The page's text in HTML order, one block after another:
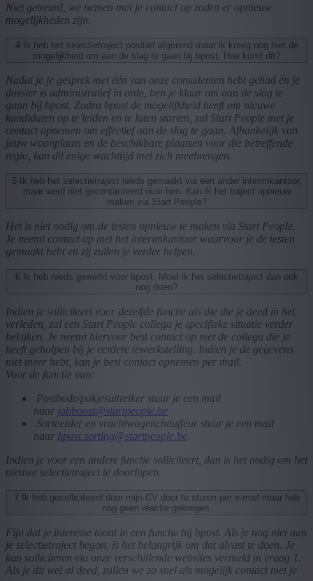
Niet getreurd, we nemen met je contact op zodra er opnieuw
mogelijkheden zijn.
4Ik heb het selectietraject positief afgerond maar ik kreeg nog niet de
mogelijkheid om aan de slag te gaan bij bpost. Hoe komt dit?
Nadat je je gesprek met één van onze consulenten hebt gehad én je
dossier is administratief in orde, ben je klaar om aan de slag te
gaan bij bpost. Zodra bpost de mogelijkheid heeft om nieuwe
kandidaten op te leiden en te laten starten, zal Start People met je
contact opnemen om effectief aan de slag te gaan. Afhankelijk van
jouw woonplaats en de beschikbare plaatsen voor die betreffende
regio, kan dit enige wachttijd met zich meebrengen.
5
maar werd niet gecontacteerd door hen. Kan ik het traject opnieuw
maken via Start People?
Het is niet nodig om de testen opnieuw te maken via Start People.
Je neemt contact op met het interimkantoor waarvoor je de testen
gemaakt hebt en zij zullen je verder helpen.
6
nog doen?
Indien je solliciteert voor dezelfde functie als die die je deed in het
verleden, zal een Start People collega je specifieke situatie verder
bekijken. Je neemt hiervoor best contact op met de collega die je
heeft geholpen bij je eerdere tewerkstelling. Indien je de gegevens
niet meer hebt, kan je best contact opnemen per mail.
Voor de functie van:
Postbode/pakjesuitreiker stuur je een mail
naar jobboost@startpeople.be
Sorteerder en vrachtwagenchauffeur stuur je een mail
naar bpost.sorting@startpeople.be
Indien je voor een andere functie solliciteert, dan is het nodig om het
nieuwe selectietraject te doorlopen.
7
nog geen reactie gekregen.
Fijn dat je interesse toont in een functie bij bpost. Als je nog niet aan
je selectietraject begon, is het belangrijk om dat alvast te doen. Je
kan solliciteren via onze verschillende websites vermeld in vraag 1.
Als je dit wel al deed, zullen we zo snel als mogelijk contact met je